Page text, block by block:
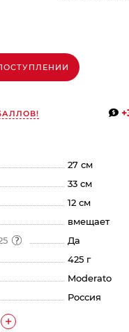
27 см
33 см
12 см
вмещает
Да
425 г
Moderato
Россия